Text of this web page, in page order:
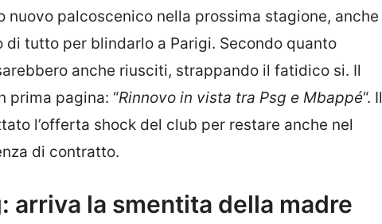
nuovo palcoscenico nella prossima stagione, anche
di tutto per blindarlo a Parigi. Secondo quanto
anche riusciti, strappando il fatidico si. Il
prima pagina: “Rinnovo in vista tra Psg e Mbappé“. Il
l’offerta shock del club per restare anche nel
di contratto.
arriva la smentita della madre